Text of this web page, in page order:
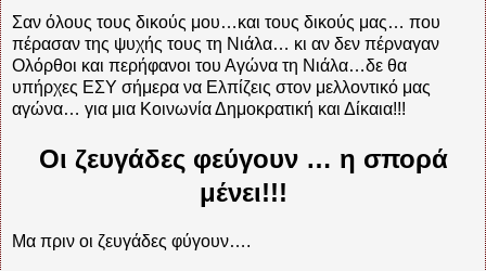
Σαν όλους τους δικούς μου…και τους δικούς μας… που
πέρασαν της ψυχής τους τη Νιάλα… κι αν δεν πέρναγαν
Ολόρθοι και περήφανοι του Αγώνα τη Νιάλα…δε θα
υπήρχες ΕΣΥ σήμερα να Ελπίζεις στον μελλοντικό μας
αγώνα… για μια Κοινωνία Δημοκρατική και Δίκαια!!!
Οι ζευγάδες φεύγουν … η σπορά
μένει!!!
Μα πριν οι ζευγάδες φύγουν….